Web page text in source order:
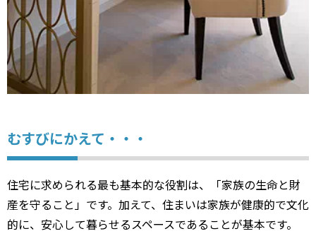
むすびにかえて・・・
住宅に求められる最も基本的な役割は、「家族の生命と財
産を守ること」です。加えて、住まいは家族が健康的で文化
的に、安心して暮らせるスペースであることが基本です。